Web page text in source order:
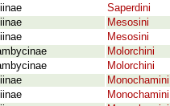
Saperdini
Mesosini
Mesosini
Molorchini
Molorchini
Monochamini
Monochamini